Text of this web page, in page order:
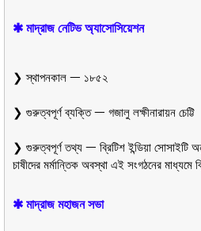
✱ মাদ্রাজ নেটিভ অ্যাসোসিয়েশন
❯ স্থাপনকাল ᅳ ১৮৫২
❯ গুরুত্বপূর্ণ ব্যক্তি ᅳ গজালু লক্ষীনারায়ন চেট্টি
❯ গুরুত্বপূর্ণ তথ্য ᅳ ব্রিটিশ ইন্ডিয়া সোসাইটি
চাষীদের মর্মান্তিক অবস্থা এই সংগঠনের মাধ্যমে
✱ মাদ্রাজ মহাজন সভা